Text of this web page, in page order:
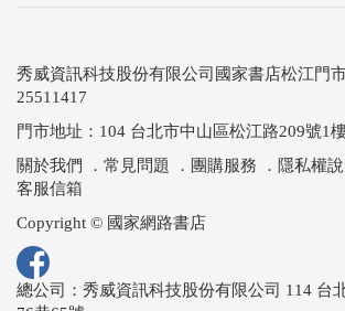
秀威資訊科技股份有限公司國家書店松江門
25511417
門市地址：104 台北市中山區松江路209號1
關於我們 ． 常見問題 ． 團購服務 ． 隱私權
客服信箱
Copyright © 國家網路書店
總公司：秀威資訊科技股份有限公司 114 台